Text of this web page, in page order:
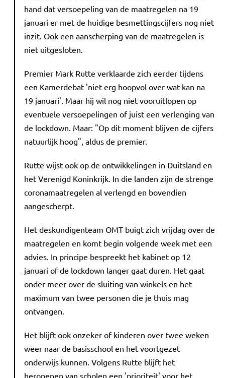
hand dat versoepeling van de maatregelen na 19
januari er met de huidige besmettingscijfers nog niet
inzit. Ook een aanscherping van de maatregelen is
niet uitgesloten.
Premier Mark Rutte verklaarde zich eerder tijdens
een Kamerdebat 'niet erg hoopvol over wat kan na
19 januari'. Maar hij wil nog niet vooruitlopen op
eventuele versoepelingen of juist een verlenging van
de lockdown. Maar: "Op dit moment blijven de cijfers
natuurlijk hoog", aldus de premier.
Rutte wijst ook op de ontwikkelingen in Duitsland en
het Verenigd Koninkrijk. In die landen zijn de strenge
coronamaatregelen al verlengd en bovendien
aangescherpt.
Het deskundigenteam OMT buigt zich vrijdag over de
maatregelen en komt begin volgende week met een
advies. In principe bespreekt het kabinet op 12
januari of de lockdown langer gaat duren. Het gaat
onder meer over de sluiting van winkels en het
maximum van twee personen die je thuis mag
ontvangen.
Het blijft ook onzeker of kinderen over twee weken
weer naar de basisschool en het voortgezet
onderwijs kunnen. Volgens Rutte blijft het
heropenen van scholen een 'prioriteit' voor het